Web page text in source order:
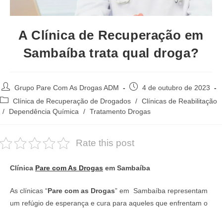
A Clínica de Recuperação em
Sambaíba trata qual droga?
Autor
do
post:
Grupo Pare Com As Drogas ADM
Post
publicado:
4 de outubro de 2023
Categoria
do
Clínica de Recuperação de Drogados / Clínicas de Reabilitação
/
Dependência Química / Tratamento Drogas
Rate this post
Clínica Pare com As Drogas em Sambaíba
As clínicas “Pare com as Drogas” em Sambaíba representam
um refúgio de esperança e cura para aqueles que enfrentam o